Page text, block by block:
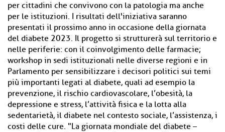
per cittadini che convivono con la patologia ma anche
per le istituzioni. I risultati dell'iniziativa saranno
presentati il prossimo anno in occasione della giornata
del diabete 2023. Il progetto si strutturerà sul territorio e
nelle periferie: con il coinvolgimento delle farmacie;
workshop in sedi istituzionali nelle diverse regioni e in
Parlamento per sensibilizzare i decisori politici sui temi
più importanti legati al diabete, quali ad esempio la
prevenzione, il rischio cardiovascolare, l’obesità, la
depressione e stress, l’attività fisica e la lotta alla
sedentarietà, il diabete nel contesto sociale, l’assistenza, i
costi delle cure. "La giornata mondiale del diabete –